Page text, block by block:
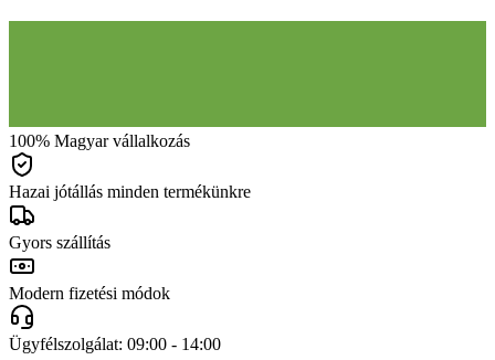
100% Magyar vállalkozás
Hazai jótállás minden termékünkre
Gyors szállítás
Modern fizetési módok
Ügyfélszolgálat: 09:00 - 14:00